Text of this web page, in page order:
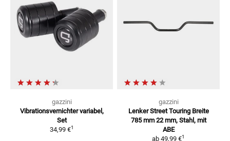
gazzini
Vibrationsvernichter variabel,
Set
34,99 €1
gazzini
Lenker Street Touring Breite
785 mm 22 mm, Stahl, mit
ABE
ab 49,99 €1